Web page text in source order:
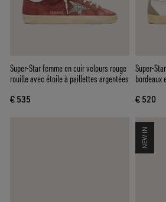
Super-Star femme en cuir velours rouge
rouille avec étoile à paillettes argentées
€ 535
Super-
€ 520
NEW IN